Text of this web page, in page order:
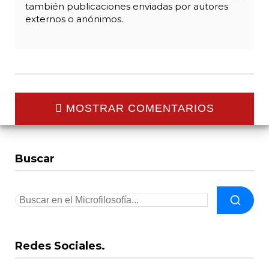
también publicaciones enviadas por autores
externos o anónimos.
MOSTRAR COMENTARIOS
Buscar
Redes Sociales.